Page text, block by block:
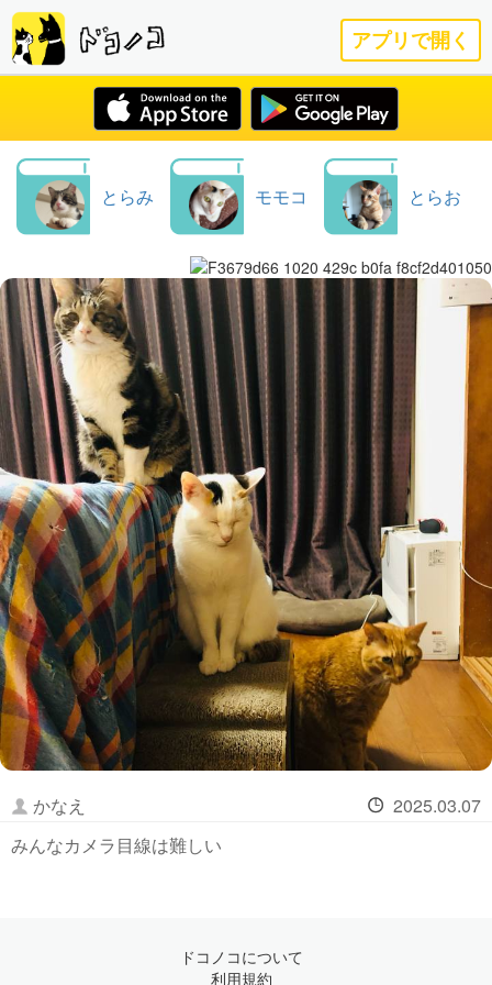
アプリで開く
とらみ モモコ とらお
かなえ
2025.03.07
みんなカメラ目線は難しい
ドコノコについて
利用規約